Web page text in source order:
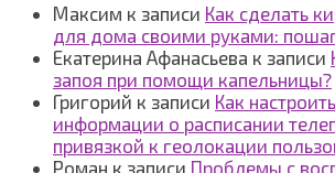
Максим к записи Как сделать
для дома своими руками:
Екатерина Афанасьева к записи
запоя при помощи капельницы?
Григорий к записи Как
информации о расписании
привязкой к геолокации
Роман к записи Проблемы с